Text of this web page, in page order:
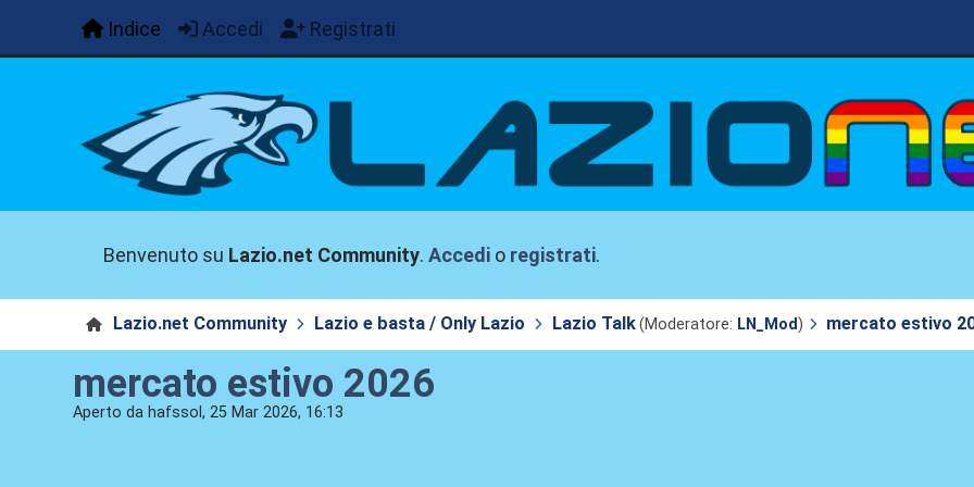
Indice Accedi Registrati
Benvenuto su Lazio.net Community.Accedi o registrati.
Lazio.net Community Lazio e basta / Only Lazio Lazio Talk(Moderatore: LN_Mod) mercato estivo
mercato estivo 2026
Aperto da hafssol, 25 Mar 2026, 16:13